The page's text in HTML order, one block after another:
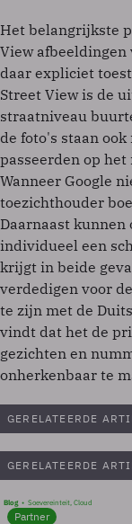
Het belangrijkste
View
daar expliciet
Street View is de
straatniveau
de foto's staan
passeerden op
Wanneer Google
toezichthouder
Daarnaast kunnen
individueel een
krijgt in beide
verdedigen voor
te zijn met de
vindt dat het de
gezichten en
onherkenbaar te
GERELATEERDE
GERELATEERDE
Blog Soevereinteit, Cloud
Partner